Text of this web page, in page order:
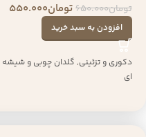
تومان650.000تومان550.000
افزودن به سبد خرید
دکوری و تزئینی, گلدان چوبی و شیشه
ای